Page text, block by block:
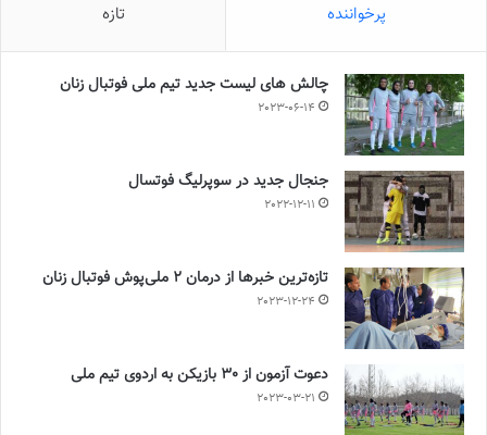
پرخواننده تازه
چالش هاى ليست جدید تيم ملى فوتبال زنان
2023-06-14
جنجال جدید در سوپرلیگ فوتسال
2022-12-11
تازه‌ترین خبرها از درمان ۲ ملی‌پوش فوتبال زنان
2023-12-24
دعوت آزمون از 30 بازیکن به اردوی تیم ملی
2023-03-21